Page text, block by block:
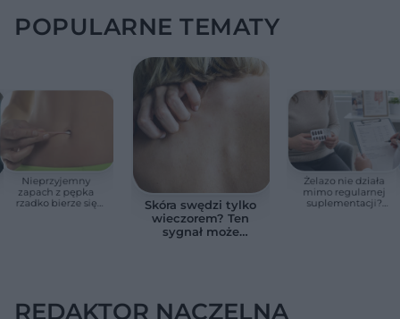
POPULARNE TEMATY
Nieprzyjemny
zapach z pępka
rzadko bierze się
Skóra swędzi tylko
wieczorem? Ten
sygnał może
Żelazo nie działa
mimo regularnej
suplementacji?
REDAKTOR NACZELNA